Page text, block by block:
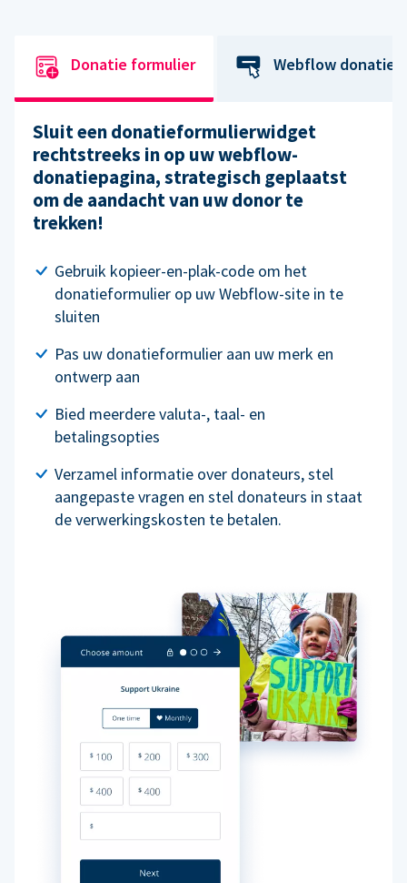
Donatie formulier Webflow
Sluit een donatieformulierwidget
rechtstreeks in op uw webflow-
donatiepagina, strategisch geplaatst
om de aandacht van uw donor te
trekken!
Gebruik kopieer-en-plak-code om het
donatieformulier op uw Webflow-site in te
sluiten
Pas uw donatieformulier aan uw merk en
ontwerp aan
Bied meerdere valuta-, taal- en
betalingsopties
Verzamel informatie over donateurs, stel
aangepaste vragen en stel donateurs in staat
de verwerkingskosten te betalen.